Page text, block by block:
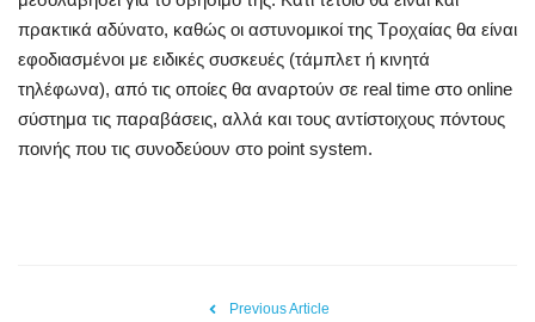
πρακτικά αδύνατο, καθώς οι αστυνομικοί της Τροχαίας θα είναι
εφοδιασμένοι με ειδικές συσκευές (τάμπλετ ή κινητά
τηλέφωνα), από τις οποίες θα αναρτούν σε real time στο online
σύστημα τις παραβάσεις, αλλά και τους αντίστοιχους πόντους
ποινής που τις συνοδεύουν στο point system.
Previous Article